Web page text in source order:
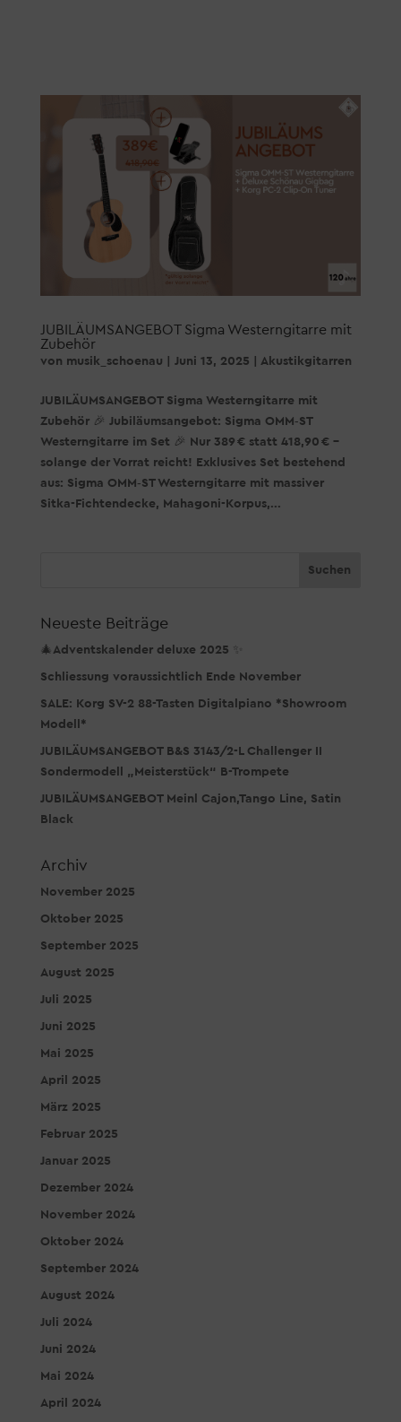
JUBILÄUMSANGEBOT Sigma Westerngitarre mit
Zubehör
von musik_schoenau Juni 13, 2025 Akustikgitarren
JUBILÄUMSANGEBOT Sigma Westerngitarre mit
Zubehör 🎉 Jubiläumsangebot: Sigma OMM‑ST
Westerngitarre im Set 🎉 Nur 389 € statt 418,90 € –
solange der Vorrat reicht! Exklusives Set bestehend
aus: Sigma OMM‑ST Westerngitarre mit massiver
Sitka-Fichtendecke, Mahagoni-Korpus,...
Neueste Beiträge
🎄Adventskalender deluxe 2025 ✨
Schliessung voraussichtlich Ende November
SALE: Korg SV-2 88-Tasten Digitalpiano *Showroom
Modell*
JUBILÄUMSANGEBOT B&S 3143/2-L Challenger II
Sondermodell „Meisterstück“ B-Trompete
JUBILÄUMSANGEBOT Meinl Cajon,Tango Line, Satin
Black
Archiv
November 2025
Oktober 2025
September 2025
August 2025
Juli 2025
Juni 2025
Mai 2025
April 2025
März 2025
Februar 2025
Januar 2025
Dezember 2024
November 2024
Oktober 2024
September 2024
August 2024
Juli 2024
Juni 2024
Mai 2024
April 2024